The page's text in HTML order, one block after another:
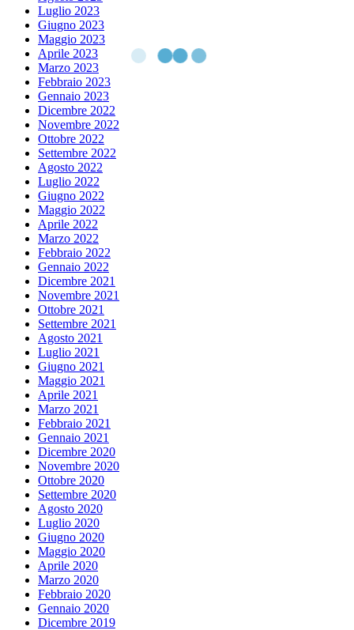
Luglio 2023
Giugno 2023
Maggio 2023
Aprile 2023
Marzo 2023
Febbraio 2023
Gennaio 2023
Dicembre 2022
Novembre 2022
Ottobre 2022
Settembre 2022
Agosto 2022
Luglio 2022
Giugno 2022
Maggio 2022
Aprile 2022
Marzo 2022
Febbraio 2022
Gennaio 2022
Dicembre 2021
Novembre 2021
Ottobre 2021
Settembre 2021
Agosto 2021
Luglio 2021
Giugno 2021
Maggio 2021
Aprile 2021
Marzo 2021
Febbraio 2021
Gennaio 2021
Dicembre 2020
Novembre 2020
Ottobre 2020
Settembre 2020
Agosto 2020
Luglio 2020
Giugno 2020
Maggio 2020
Aprile 2020
Marzo 2020
Febbraio 2020
Gennaio 2020
Dicembre 2019